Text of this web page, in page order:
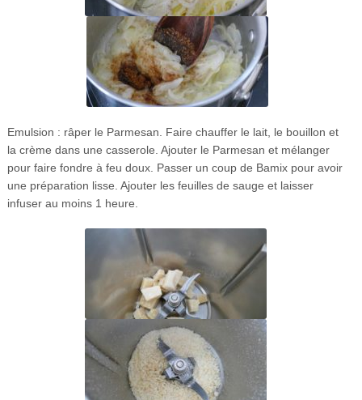
Emulsion : râper le Parmesan. Faire chauffer le lait, le bouillon et
la crème dans une casserole. Ajouter le Parmesan et mélanger
pour faire fondre à feu doux. Passer un coup de Bamix pour avoir
une préparation lisse. Ajouter les feuilles de sauge et laisser
infuser au moins 1 heure.